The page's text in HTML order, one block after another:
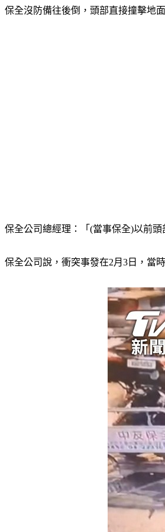
保全沒防備往後倒，頭部直接撞擊地
保全公司總經理：「(當事保全)以前
保全公司說，衝突事發在2月3日，當